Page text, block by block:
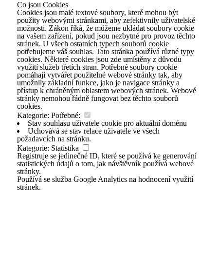
Co jsou Cookies
Cookies jsou malé textové soubory, které mohou být
použity webovými stránkami, aby zefektivnily uživatelské
možnosti. Zákon říká, že můžeme ukládat soubory cookie
na vašem zařízení, pokud jsou nezbytné pro provoz těchto
stránek. U všech ostatních typech souborů cookie
potřebujeme váš souhlas. Tato stránka používá různé typy
cookies. Některé cookies jsou zde umístěny z důvodu
využití služeb třetích stran. Potřebné soubory cookie
pomáhají vytvářet použitelné webové stránky tak, aby
umožnily základní funkce, jako je navigace stránky a
přístup k chráněným oblastem webových stránek. Webové
stránky nemohou řádně fungovat bez těchto souborů
cookies.
Kategorie: Potřebné:
Stav souhlasu uživatele cookie pro aktuální doménu
Uchovává se stav relace uživatele ve všech
požadavcích na stránku.
Kategorie: Statistika
Registruje se jedinečné ID, které se používá ke generování
statistických údajů o tom, jak návštěvník používá webové
stránky.
Používá se služba Google Analytics na hodnocení využití
stránek.